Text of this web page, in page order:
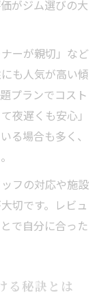
がジム選びの大
ーが親切」など
も人気が高い傾
プランでコスト
夜遅くも安心」
る場合も多く、
フの対応や施設
切です。レビュ
で自分に合った
る秘訣とは